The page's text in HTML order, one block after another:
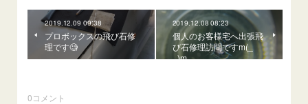
2019.12.09 09:38
プロボックスの飛び石修
理です🧐
2019.12.08 08:23
個人のお客様宅へ出張飛
び石修理訪問ですm(_
_)m
0コメント